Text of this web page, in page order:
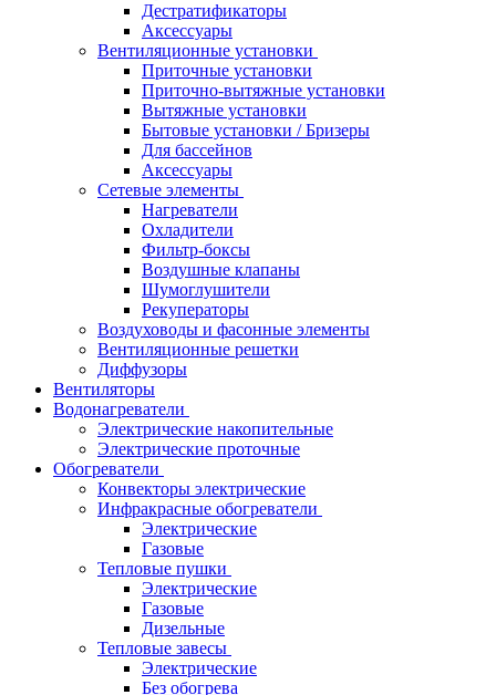
Дестратификаторы
Аксессуары
Вентиляционные установки
Приточные установки
Приточно-вытяжные установки
Вытяжные установки
Бытовые установки / Бризеры
Для бассейнов
Аксессуары
Сетевые элементы
Нагреватели
Охладители
Фильтр-боксы
Воздушные клапаны
Шумоглушители
Рекуператоры
Воздуховоды и фасонные элементы
Вентиляционные решетки
Диффузоры
Вентиляторы
Водонагреватели
Электрические накопительные
Электрические проточные
Обогреватели
Конвекторы электрические
Инфракрасные обогреватели
Электрические
Газовые
Тепловые пушки
Электрические
Газовые
Дизельные
Тепловые завесы
Электрические
Без обогрева